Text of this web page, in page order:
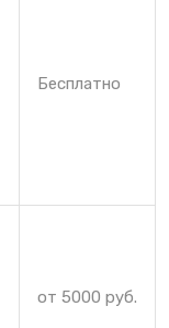
Бесплатно
от 5000 руб.